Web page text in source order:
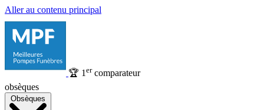
Aller au contenu principal
🏆 1 ercomparateur
obsèques
Obsèques